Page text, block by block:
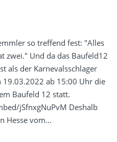
so treffend fest: "Alles
zwei." Und da das Baufeld12
als der Karnevalsschlager
19.03.2022 ab 15:00 Uhr die
Baufeld 12 statt.
jSfnxgNuPvM Deshalb
Hesse vom…